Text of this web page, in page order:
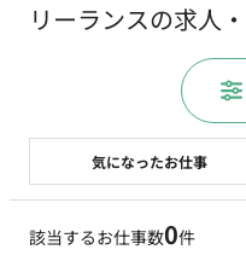
リーランスの求人
該当するお仕事数0件
気になったお仕事